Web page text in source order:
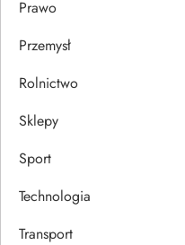
Prawo
Przemysł
Rolnictwo
Sklepy
Sport
Technologia
Transport